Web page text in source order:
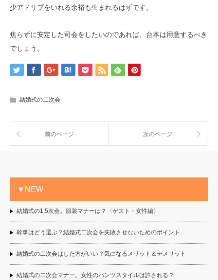
少アドリブをいれる余裕も生まれるはずです。
焦らずに安定した司会をしたいのであれば、台本は用意するべき
でしょう。
結婚式の二次会
前のページ 次のページ
▼NEW
結婚式の1.5次会。服装マナーは？〈ゲスト・女性編〉
幹事はどう選ぶ？結婚式二次会を失敗させないためのポイント
結婚式の二次会はした方がいい？気になるメリット＆デメリット
結婚式の二次会マナー。女性のパンツスタイルは許される？